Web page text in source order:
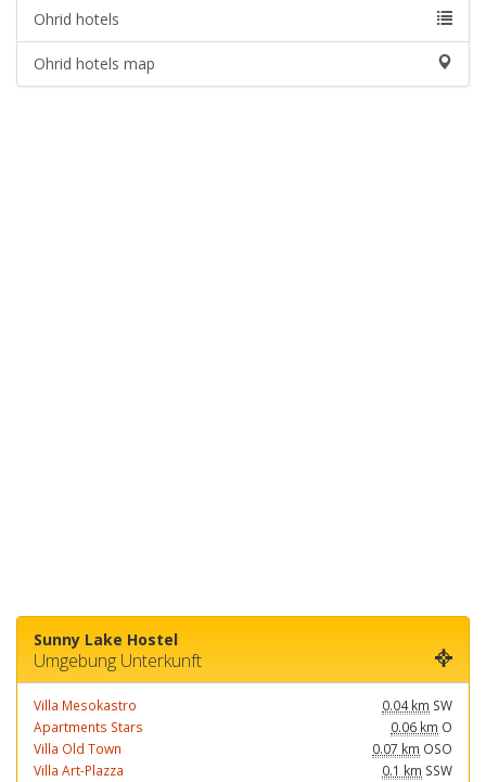
Ohrid hotels
Ohrid hotels map
Sunny Lake Hostel
Umgebung Unterkunft
Villa Mesokastro 0.04 km SW
Apartments Stars
0.06 km O
Villa Old Town
0.07 km OSO
Villa Art-Plazza
0.1 km SSW